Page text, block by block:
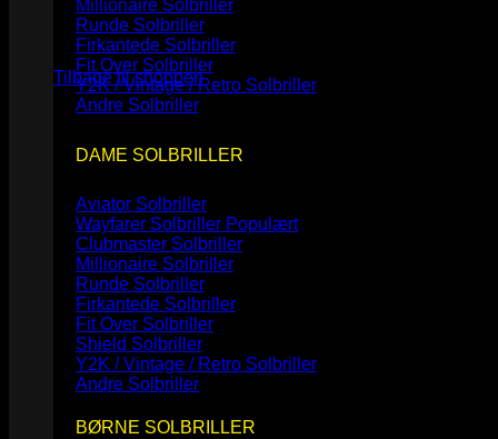
Ingen varer i kurven.
Tilbage til shoppen
Millionaire Solbriller
Runde Solbriller
Firkantede Solbriller
Fit Over Solbriller
Y2K / Vintage / Retro Solbriller
Andre Solbriller
DAME SOLBRILLER
Aviator Solbriller
Wayfarer Solbriller
Clubmaster Solbriller
Millionaire Solbriller
Runde Solbriller
Firkantede Solbriller
Fit Over Solbriller
Shield Solbriller
Y2K / Vintage / Retro Solbriller
Andre Solbriller
BØRNE SOLBRILLER